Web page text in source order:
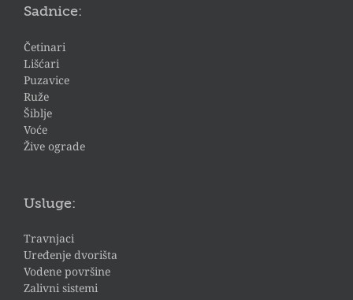
Sadnice:
Četinari
Lišćari
Puzavice
Ruže
Šiblje
Voće
Žive ograde
Usluge:
Travnjaci
Uređenje dvorišta
Vodene površine
Zalivni sistemi